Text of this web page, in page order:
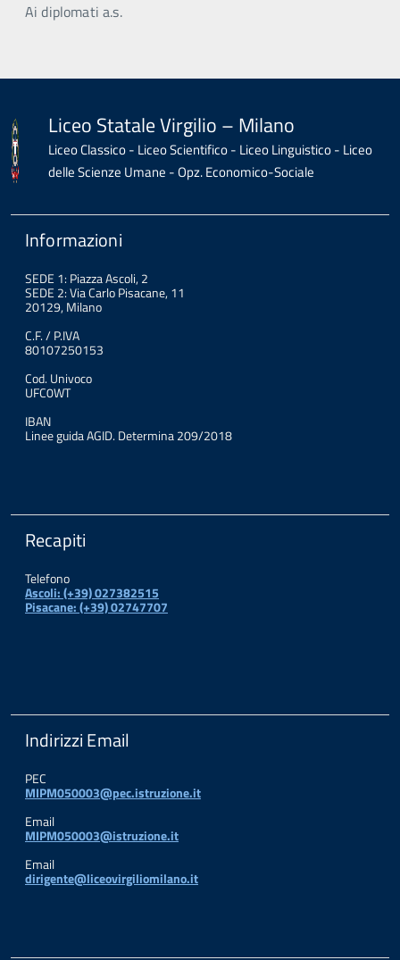
Ai diplomati a.s.
Liceo Statale Virgilio – Milano
Liceo Classico - Liceo Scientifico - Liceo Linguistico - Liceo
delle Scienze Umane - Opz. Economico-Sociale
Informazioni
SEDE 1: Piazza Ascoli, 2
SEDE 2: Via Carlo Pisacane, 11
20129, Milano
C.F. / P.IVA
80107250153
Cod. Univoco
UFC0WT
IBAN
Linee guida AGID. Determina 209/2018
Recapiti
Telefono
Ascoli: (+39) 027382515
Pisacane: (+39) 02747707
Indirizzi Email
PEC
MIPM050003@pec.istruzione.it
Email
MIPM050003@istruzione.it
Email
dirigente@liceovirgiliomilano.it